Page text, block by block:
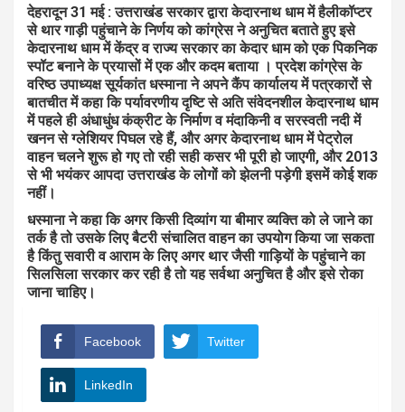
देहरादून 31 मई : उत्तराखंड सरकार द्वारा केदारनाथ धाम में हैलीकॉप्टर
से थार गाड़ी पहुंचाने के निर्णय को कांग्रेस ने अनुचित बताते हुए इसे
केदारनाथ धाम में केंद्र व राज्य सरकार का केदार धाम को एक पिकनिक
स्पॉट बनाने के प्रयासों में एक और कदम बताया । प्रदेश कांग्रेस के
वरिष्ठ उपाध्यक्ष सूर्यकांत धस्माना ने अपने कैंप कार्यालय में पत्रकारों से
बातचीत में कहा कि पर्यावरणीय दृष्टि से अति संवेदनशील केदारनाथ धाम
में पहले ही अंधाधुंध कंक्रीट के निर्माण व मंदाकिनी व सरस्वती नदी में
खनन से ग्लेशियर पिघल रहे हैं, और अगर केदारनाथ धाम में पेट्रोल
वाहन चलने शुरू हो गए तो रही सही कसर भी पूरी हो जाएगी, और 2013
से भी भयंकर आपदा उत्तराखंड के लोगों को झेलनी पड़ेगी इसमें कोई शक
नहीं।
धस्माना ने कहा कि अगर किसी दिव्यांग या बीमार व्यक्ति को ले जाने का
तर्क है तो उसके लिए बैटरी संचालित वाहन का उपयोग किया जा सकता
है किंतु सवारी व आराम के लिए अगर थार जैसी गाड़ियों के पहुंचाने का
सिलसिला सरकार कर रही है तो यह सर्वथा अनुचित है और इसे रोका
जाना चाहिए।
Facebook Twitter
LinkedIn